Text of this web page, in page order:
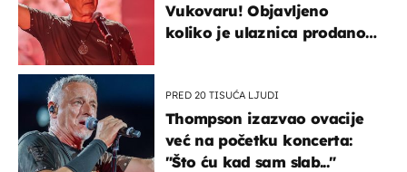
Vukovaru! Objavljeno
koliko je ulaznica prodano
PRED 20 TISUĆA LJUDI
Thompson izazvao ovacije
već na početku koncerta:
"Što ću kad sam slab..."